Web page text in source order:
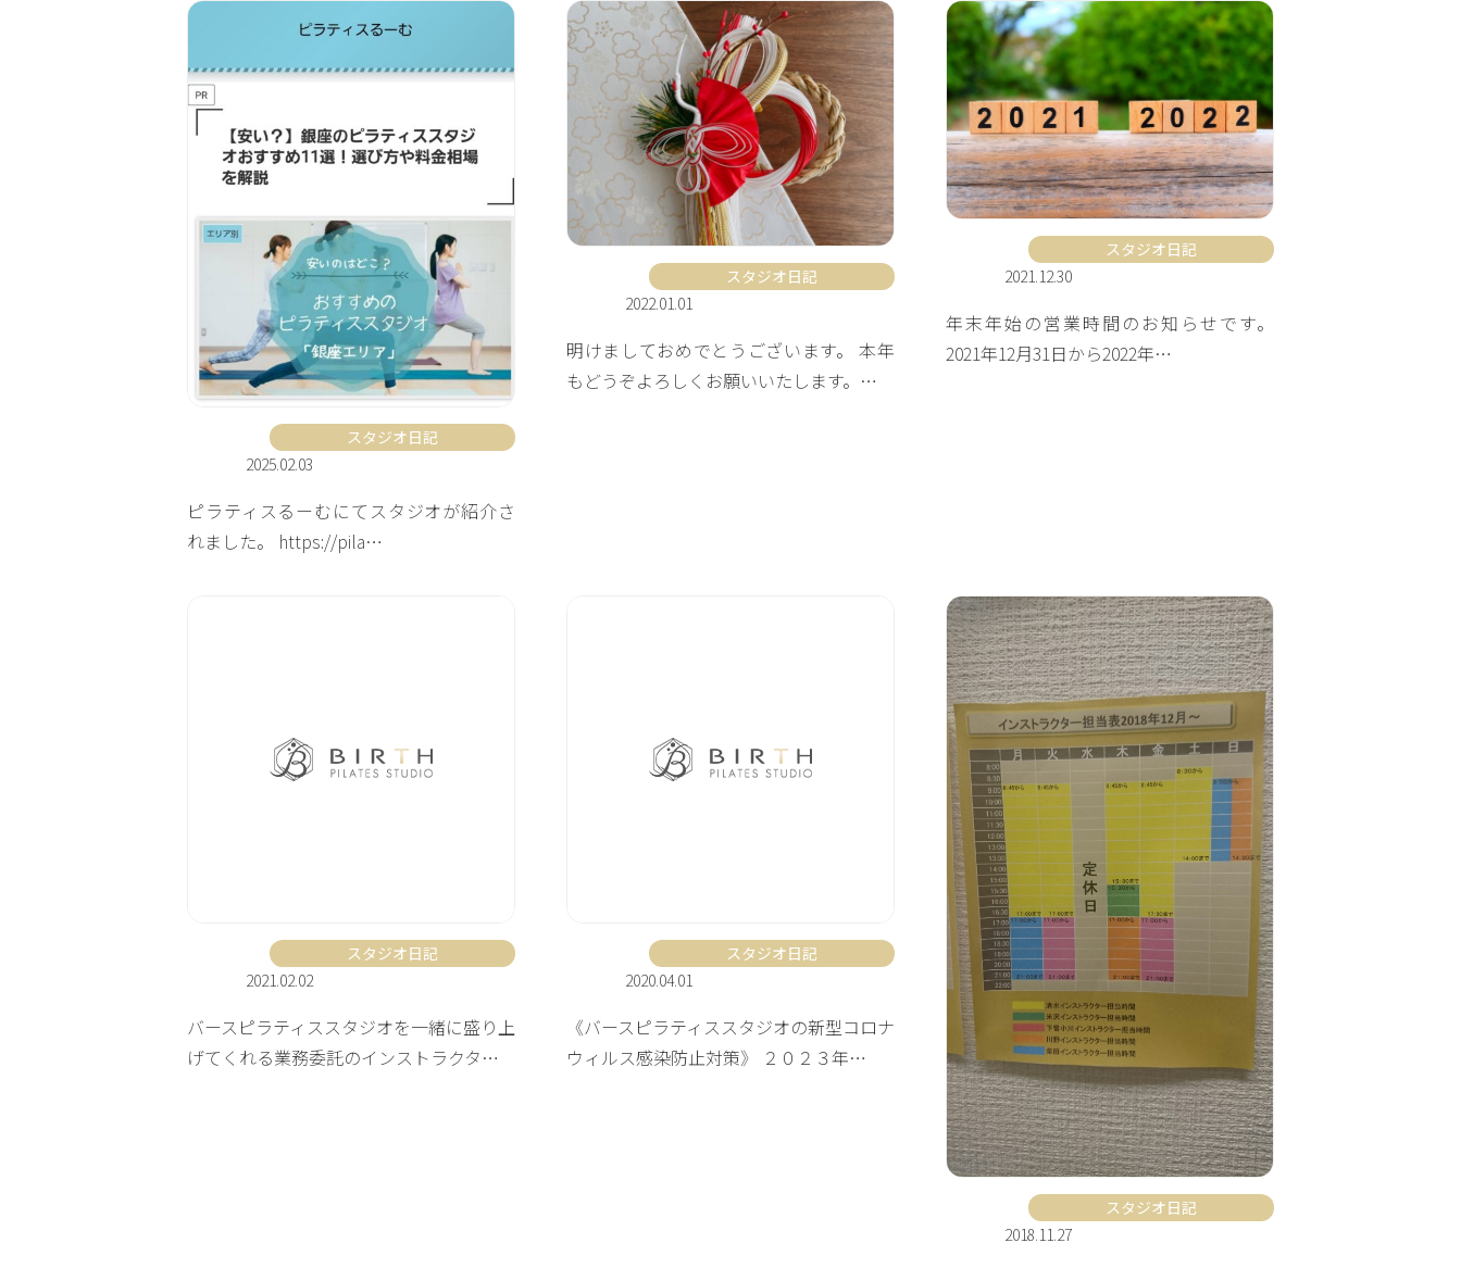
スタジオ日記
2025.02.03
ピラティスるーむにてスタジオが紹介さ
れました。 https://pila…
スタジオ日記
2022.01.01
明けましておめでとうございます。 本年
もどうぞよろしくお願いいたします。…
スタジオ日記
2021.12.30
年末年始の営業時間のお知らせです。
2021年12月31日から2022年…
スタジオ日記
2021.02.02
バースピラティススタジオを一緒に盛り上
げてくれる業務委託のインストラクタ…
スタジオ日記
2020.04.01
《バースピラティススタジオの新型コロナ
ウィルス感染防止対策》 ２０２３年…
スタジオ日記
2018.11.27